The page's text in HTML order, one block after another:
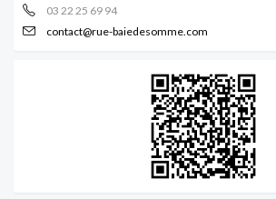
03 22 25 69 94
contact@rue-baiedesomme.com